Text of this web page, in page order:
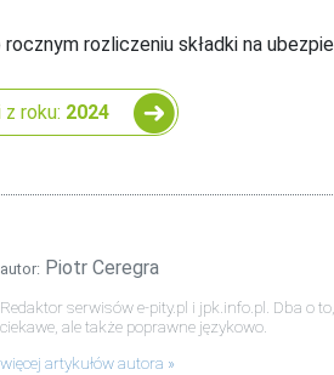
rocznym rozliczeniu składki na
roku: 2024
autor: Piotr Ceregra
Redaktor serwisów e-pity.pl i jpk.info.pl. Dba o
ciekawe, ale także poprawne językowo.
więcej artykułów autora